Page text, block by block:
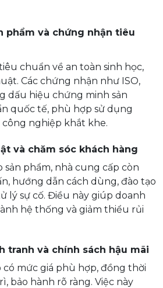
phẩm và chứng nhận tiêu
chuẩn về an toàn sinh học,
Các chứng nhận như ISO,
dấu hiệu chứng minh sản
quốc tế, phù hợp sử dụng
nghiệp khắt khe.
và chăm sóc khách hàng
sản phẩm, nhà cung cấp còn
hướng dẫn cách dùng, đào tạo
lý sự cố. Điều này giúp doanh
hệ thống và giảm thiểu rủi
tranh và chính sách hậu mãi
mức giá phù hợp, đồng thời
bảo hành rõ ràng. Việc này